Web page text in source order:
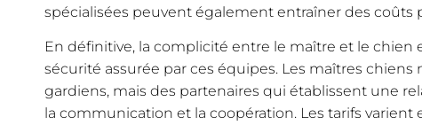
spécialisées peuvent également entraîner des coûts
En définitive, la complicité entre le maître et le chien
sécurité assurée par ces équipes. Les maîtres
gardiens, mais des partenaires qui établissent une
la communication et la coopération. Les tarifs